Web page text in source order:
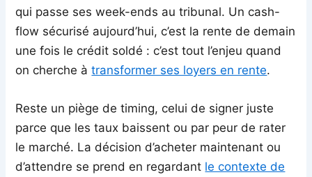
qui passe ses week-ends au tribunal. Un cash-
flow sécurisé aujourd’hui, c’est la rente de demain
une fois le crédit soldé : c’est tout l’enjeu quand
on cherche àtransformer ses loyers en rente.
Reste un piège de timing, celui de signer juste
parce que les taux baissent ou par peur de rater
le marché. La décision d’acheter maintenant ou
d’attendre se prend en regardant le contexte de